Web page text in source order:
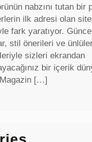
nabzını tutan bir
ilk adresi olan
fark yaratıyor.
stil önerileri ve
sizleri ekrandan
bir içerik
[…]